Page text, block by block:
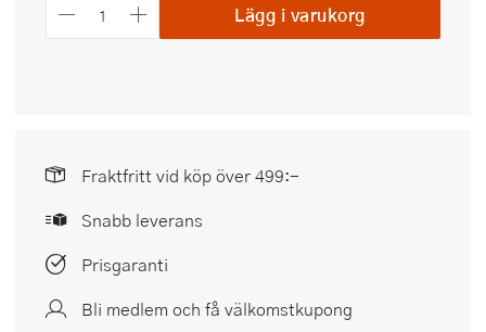
Lägg i varukorg
Fraktfritt vid köp över 499:-
Snabb leverans
Prisgaranti
Bli medlem och få välkomstkupong